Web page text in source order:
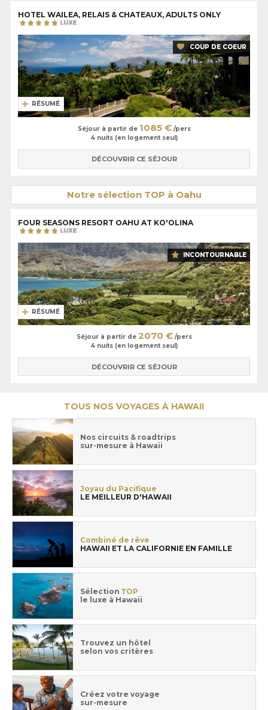
HOTEL WAILEA, RELAIS & CHATEAUX, ADULTS ONLY
COUP DE COEUR
RÉSUMÉ
Séjour à partir de 1085 €/pers
4 nuits (en logement seul)
DÉCOUVRIR CE SÉJOUR
Notre sélection TOP à Oahu
FOUR SEASONS RESORT OAHU AT KO'OLINA
INCONTOURNABLE
RÉSUMÉ
Séjour à partir de 2070 €/pers
4 nuits (en logement seul)
DÉCOUVRIR CE SÉJOUR
TOUS NOS VOYAGES À HAWAII
Nos circuits & roadtrips
sur-mesure à Hawaii
Joyau du Pacifique
LE MEILLEUR D'HAWAII
Combiné de rêve
HAWAII ET LA CALIFORNIE EN FAMILLE
Sélection TOP
le luxe à Hawaii
Trouvez un hôtel
selon vos critères
Créez votre voyage
sur-mesure